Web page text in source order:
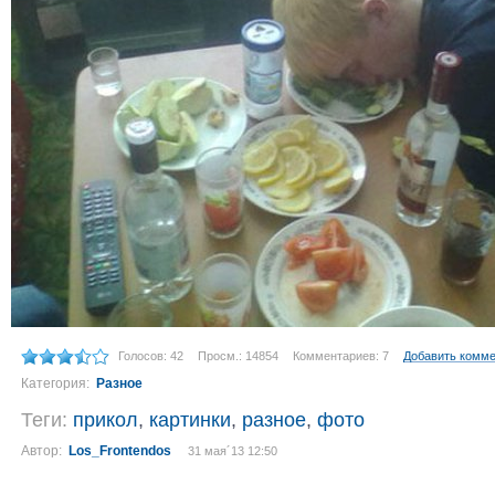
Голосов: 42 Просм.: 14854 Комментариев: 7 Добавить
Категория: Разное
Теги: прикол, картинки, разное, фото
Автор: Los_Frontendos 31 мая´13 12:50